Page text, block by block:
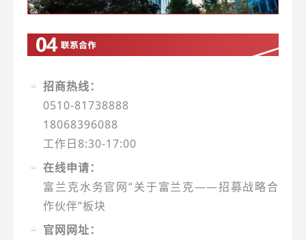
招商热线：
0510-81738888
18068396088
工作日8:30-17:00
在线申请：
富兰克水务官网“关于富兰克——招募战略合
作伙伴”板块
官网网址：